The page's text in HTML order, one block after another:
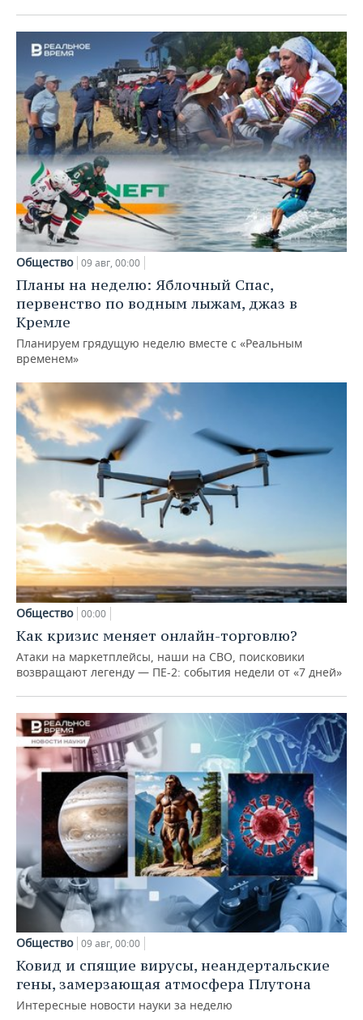
Общество 09 авг, 00:00
Планы на неделю: Яблочный Спас,
первенство по водным лыжам, джаз в
Кремле
Планируем грядущую неделю вместе с «Реальным
временем»
Общество 00:00
Как кризис меняет онлайн-торговлю?
Атаки на маркетплейсы, наши на СВО, поисковики
возвращают легенду — ПЕ-2: события недели от «7 дней»
Общество 09 авг, 00:00
Ковид и спящие вирусы, неандертальские
гены, замерзающая атмосфера Плутона
Интересные новости науки за неделю